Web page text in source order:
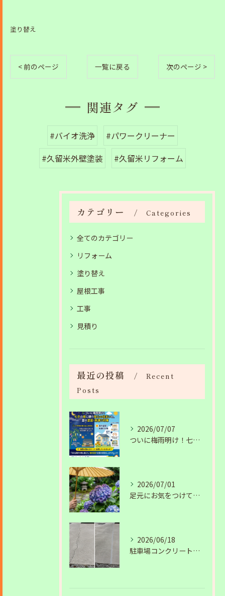
塗り替え
< 前のページ 一覧に戻る 次のページ >
関連タグ
#バイオ洗浄
#パワークリーナー
#久留米外壁塗装
#久留米リフォーム
カテゴリー Categories
全てのカテゴリー
リフォーム
塗り替え
屋根工事
工事
見積り
最近の投稿
Recent
Posts
2026/07/07
ついに梅雨明け！七夕の夜に願う安心の住まいと、夏の塗装・雨漏り対策
2026/07/01
足元にお気をつけて。梅雨の季節を安全・快適に乗り切るコツ
2026/06/18
駐車場コンクリートのひび割れは放置NG？原因と補修工事の施工事例を紹介